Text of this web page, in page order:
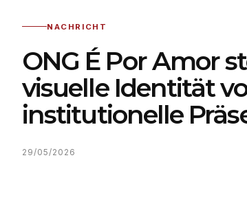
NACHRICHT
ONG É Por Amor
visuelle Identität
institutionelle
29/05/2026